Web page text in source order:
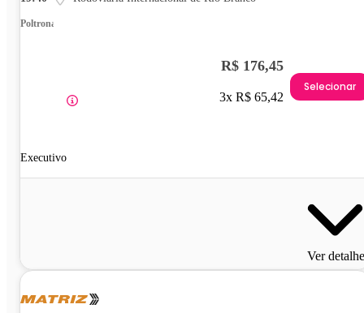
Poltrona
Executivo
R$ 176,45
3x R$ 65,42
Selecionar
Ver